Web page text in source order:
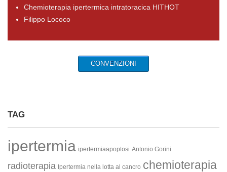
Chemioterapia ipertermica intratoracica HITHOT
Filippo Lococo
CONVENZIONI
TAG
ipertermia ipertermiaapoptosi Antonio Gorini
radioterapia Ipertermia nella lotta al cancro chemioterapia